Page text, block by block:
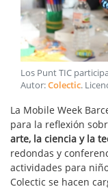
Los Punt TIC
Autor:Colectic.
La Mobile Week
para la reflexión
arte, la ciencia y la
redondas y
actividades para
Colectic se hacen